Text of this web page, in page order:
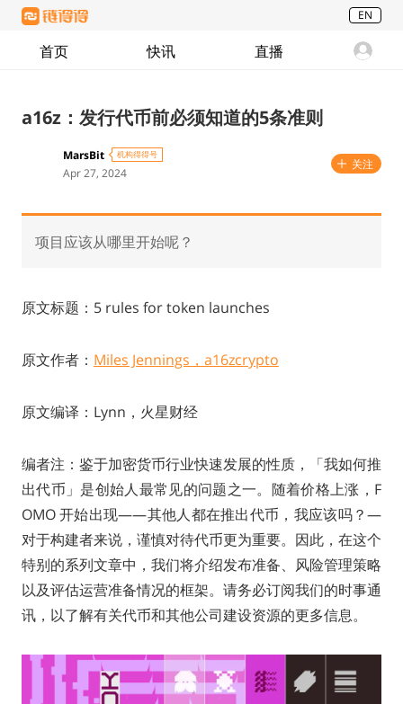
EN
首页 快讯 直播
a16z：发行代币前必须知道的5条准则
MarsBit 机构得得号
Apr 27, 2024
关注
项目应该从哪里开始呢？
原文标题：5 rules for token launches
原文作者： Miles Jennings，a16zcrypto
原文编译：Lynn，火星财经
编者注：鉴于加密货币行业快速发展的性质，「我如何推
出代币」是创始人最常见的问题之一。随着价格上涨，F
OMO 开始出现——其他人都在推出代币，我应该吗？—
对于构建者来说，谨慎对待代币更为重要。因此，在这个
特别的系列文章中，我们将介绍发布准备、风险管理策略
以及评估运营准备情况的框架。请务必订阅我们的时事通
讯，以了解有关代币和其他公司建设资源的更多信息。